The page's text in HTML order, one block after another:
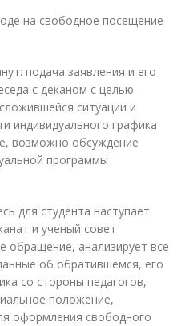
на свободное посещение
подача заявления и его
с деканом с целью
ситуации и
индивидуального графика
возможно обсуждение
программы
для студента наступает
и ученый совет
обращение, анализирует все
об обратившемся, его
со стороны педагогов,
положение,
оформления свободного